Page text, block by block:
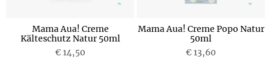
Mama Aua! Creme
Kälteschutz Natur 50ml
€ 14,50
Mama Aua! Creme Popo Natur
50ml
€ 13,60